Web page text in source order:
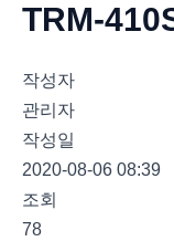
TRM-
작성자
관리자
작성일
2020-08-06 08:39
조회
78